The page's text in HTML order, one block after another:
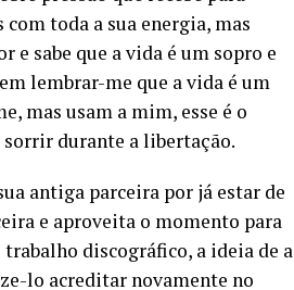
toda a sua energia, mas
sabe que a vida é um sopro e
lembrar-me que a vida é um
mas usam a mim, esse é o
sorrir durante a libertação.
antiga parceira por já estar de
e aproveita o momento para
discográfico, a ideia de a
lo acreditar novamente no